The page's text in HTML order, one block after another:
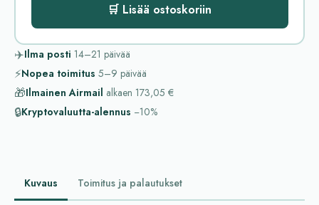
🛒 Lisää ostoskoriin
✈️Ilma posti 14–21 päivää
⚡Nopea toimitus 5–9 päivää
🎁Ilmainen Airmail alkaen 173,05 €
🔒Kryptovaluutta-alennus −10%
Kuvaus Toimitus ja palautukset